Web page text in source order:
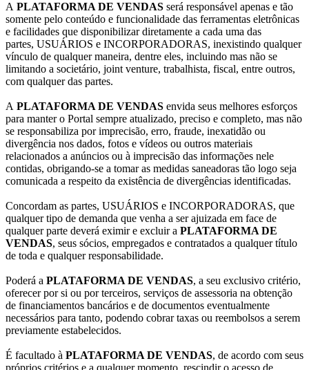
A PLATAFORMA DE VENDAS será responsável apenas e tão
somente pelo conteúdo e funcionalidade das ferramentas eletrônicas
e facilidades que disponibilizar diretamente a cada uma das
partes, USUÁRIOS e INCORPORADORAS, inexistindo qualquer
vínculo de qualquer maneira, dentre eles, incluindo mas não se
limitando a societário, joint venture, trabalhista, fiscal, entre outros,
com qualquer das partes.
A PLATAFORMA DE VENDAS envida seus melhores esforços
para manter o Portal sempre atualizado, preciso e completo, mas não
se responsabiliza por imprecisão, erro, fraude, inexatidão ou
divergência nos dados, fotos e vídeos ou outros materiais
relacionados a anúncios ou à imprecisão das informações nele
contidas, obrigando-se a tomar as medidas saneadoras tão logo seja
comunicada a respeito da existência de divergências identificadas.
Concordam as partes, USUÁRIOS e INCORPORADORAS, que
qualquer tipo de demanda que venha a ser ajuizada em face de
qualquer parte deverá eximir e excluir a PLATAFORMA DE
VENDAS, seus sócios, empregados e contratados a qualquer título
de toda e qualquer responsabilidade.
Poderá a PLATAFORMA DE VENDAS, a seu exclusivo critério,
oferecer por si ou por terceiros, serviços de assessoria na obtenção
de financiamentos bancários e de documentos eventualmente
necessários para tanto, podendo cobrar taxas ou reembolsos a serem
previamente estabelecidos.
É facultado à PLATAFORMA DE VENDAS, de acordo com seus
próprios critérios e a qualquer momento, rescindir o acesso de